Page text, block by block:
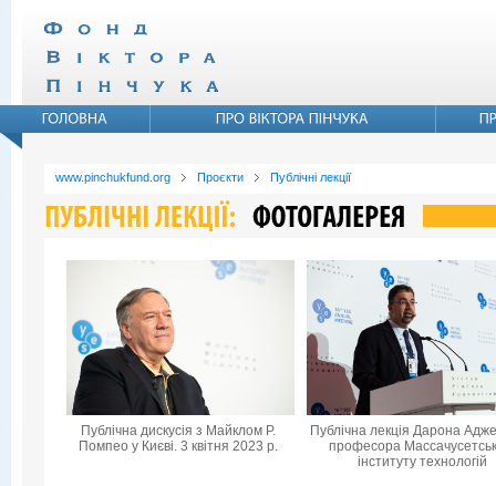
www.pinchukfund.org Проєкти Публічні лекції
Публічна дискусія з Майклом Р.
Помпео у Києві. 3 квітня 2023 р.
Публічна лекція Дарона
професора
інституту технологій